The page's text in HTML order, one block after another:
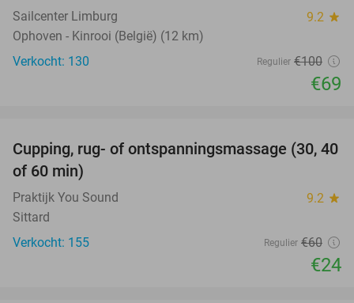
Sailcenter Limburg 9.2 star
Ophoven - Kinrooi (België) (12 km)
Verkocht: 130
Regulier €100
€69
60%
Cupping, rug- of ontspanningsmassage (30, 40
of 60 min)
Praktijk You Sound 9.2 star
Sittard
Verkocht: 155
Regulier €60
€24